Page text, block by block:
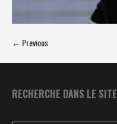
← Previous
RECHERCHE DANS LE SITE